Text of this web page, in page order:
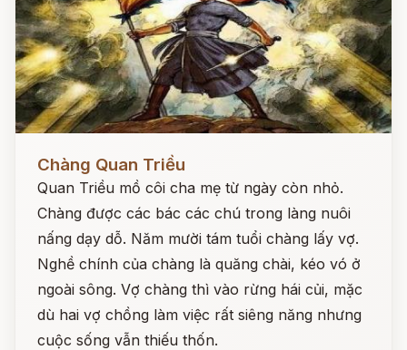
Chàng Quan Triều
Quan Triều mồ côi cha mẹ từ ngày còn nhỏ.
Chàng được các bác các chú trong làng nuôi
nấng dạy dỗ. Năm mười tám tuổi chàng lấy vợ.
Nghề chính của chàng là quăng chài, kéo vó ở
ngoài sông. Vợ chàng thì vào rừng hái củi, mặc
dù hai vợ chồng làm việc rất siêng năng nhưng
cuộc sống vẫn thiếu thốn.